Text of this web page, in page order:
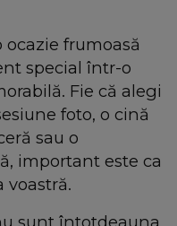
ocazie frumoasă
special într-o
Fie că alegi
foto, o cină
sau o
important este ca
voastră.
sunt întotdeauna